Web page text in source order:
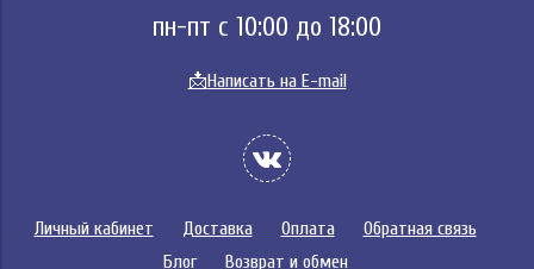
пн-пт с 10:00 до 18:00
📩Написать на E-mail
Личный кабинет Доставка Оплата
Обратная связь
Блог
Возврат и обмен